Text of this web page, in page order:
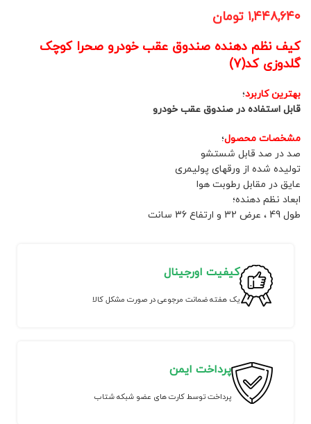
۱,۴۴۸,۶۴۰ تومان
کیف نظم دهنده صندوق عقب خودرو صحرا کوچک
گلدوزی کد(7)
بهترین کاربرد؛
قابل استفاده در صندوق عقب خودرو
مشخصات محصول؛
صد در صد قابل شستشو
تولیده شده از ورقهای پولیمری
عایق در مقابل رطوبت هوا
ابعاد نظم دهنده؛
طول 49 ، عرض 32 و ارتفاع 36 سانت
کیفیت اورجینال
یک هفته ضمانت مرجوعی در صورت مشکل کالا
پرداخت ایمن
پرداخت توسط کارت های عضو شبکه شتاب